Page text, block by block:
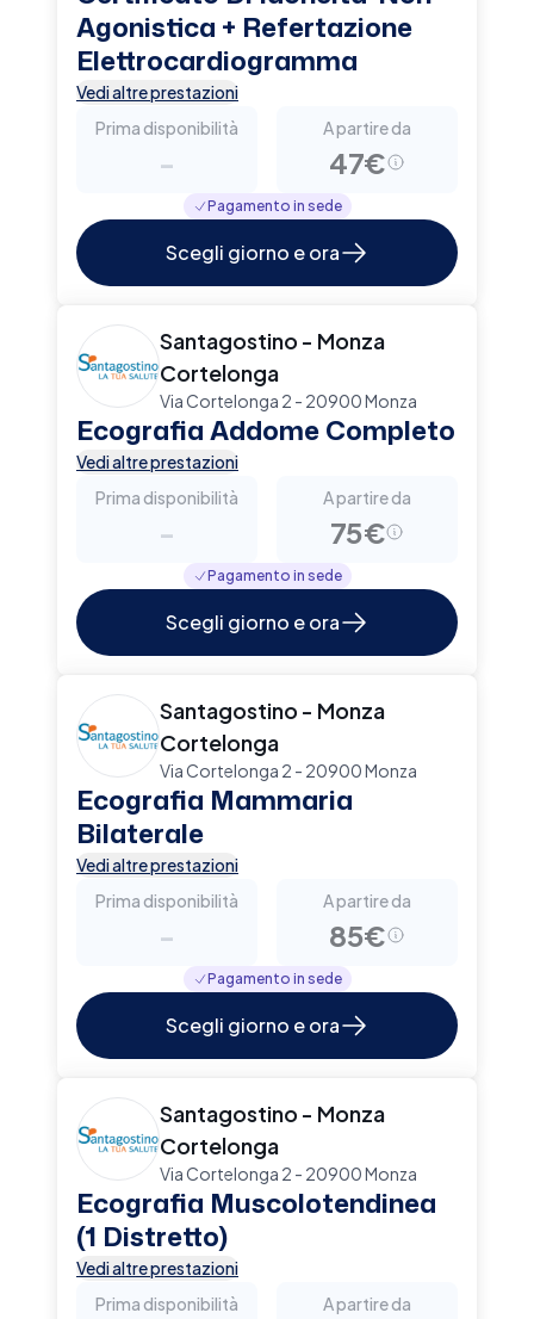
Agonistica + Refertazione
Elettrocardiogramma
Vedi altre prestazioni
Prima disponibilità
-
A partire da
47€
Pagamento in sede
Scegli giorno e ora
Santagostino - Monza
Cortelonga
Via Cortelonga 2 - 20900 Monza
Ecografia Addome Completo
Vedi altre prestazioni
Prima disponibilità
-
A partire da
75€
Pagamento in sede
Scegli giorno e ora
Santagostino - Monza
Cortelonga
Via Cortelonga 2 - 20900 Monza
Ecografia Mammaria
Bilaterale
Vedi altre prestazioni
Prima disponibilità
-
A partire da
85€
Pagamento in sede
Scegli giorno e ora
Santagostino - Monza
Cortelonga
Via Cortelonga 2 - 20900 Monza
Ecografia Muscolotendinea
(1 Distretto)
Vedi altre prestazioni
Prima disponibilità
A partire da